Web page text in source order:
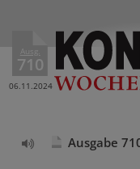
Ausg.
710
06.11.2024
Ausgabe